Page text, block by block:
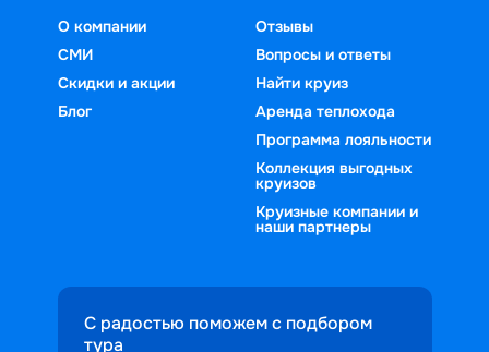
О компании
СМИ
Скидки и акции
Блог
Отзывы
Вопросы и ответы
Найти круиз
Аренда теплохода
Программа лояльности
Коллекция выгодных
круизов
Круизные компании и
наши партнеры
С радостью поможем с подбором
тура